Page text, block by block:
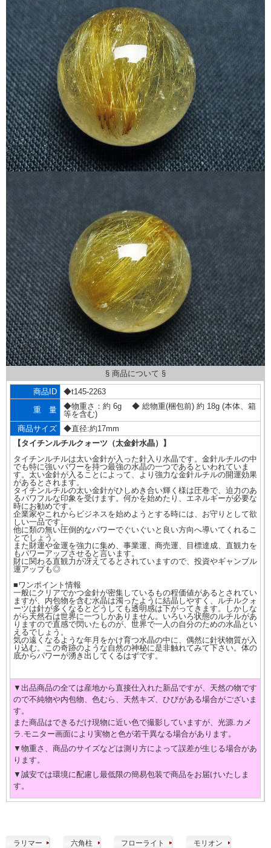
§ 商品について §
商品ID
◆t145-2263
重 量
◆物重さ：約 6g ◆ 総物重(梱包前) 約 18g (本体、箱
等を含む)
商品サイズ
◆直径:約17mm
【タイチンルチルクォーツ（太金針水晶）】
タイチンルチルは太い金針が入った針入り水晶です。金針ルチルの中
でも特に強いパワーを持つ最強の水晶の一つであるといわれていま
す。太い金針が入ることによって、より強力な金針ルチルの開運効果
があるとされます。
タイチンルチルの太い金針がひしめき合い輝く様は圧巻で、迫力のあ
るパワフルな印象を受けます。何かを始めたり、エネルギーが必要な
時にお勧めです。
企業家やこれからビジネスを始めようとする時には、お守りとして欲
しい一品です。
他に類の無い圧倒的なパワーでぐいぐいと良い方向へ導いてくれるこ
とでしょう。
また財運や金運を強力に集め、事業運、商売運、目標達成、直観力を
もパワーアップさせると言います。
財に関わる直観力が冴えてるとされていますので、投資やギャンブル
運アップも◎
■ワンポイント情報
一般にクリアでかつ金針が密集しているもの程価値があるとされてい
ますが、内包物を含む水晶は濁ったように結晶しやすく、ルチルクォ
ーツは針が多くなるとどうしても透明感は下がってきます。しかしな
がら天然石は世界に一つしかありません。いろいろ状態のルチルがあ
りますので直感で閃いたものが、世界で一人の自分のための水晶とい
えるでしょう。
気の遠くなるような年月をかけ育つ水晶の中に、偶然に針状物質が入
り込む。この奇跡のような自然の神秘に是非触れてみて下さい。体の
底からパワーが湧き出してくるはずです。
▼出品商品の全ては産地から直接仕入れた新品ですが、天然の物です
ので不純物や内包物、色むら、天然キズ、ひびがある場合がございま
す。
また商品はできるだけ現物に近い色で撮影していますが、光源.カメ
ラ.モニター画面により実物と色が若干異なる場合があります。
▼物重さ、商品のサイズなどは測り方によって誤差が生じる場合があ
ります。
▼誠安では環境に配慮し最低限の簡易包装で商品をお届けいたしま
す。
ラリマー 六角柱 フローライト モリオン